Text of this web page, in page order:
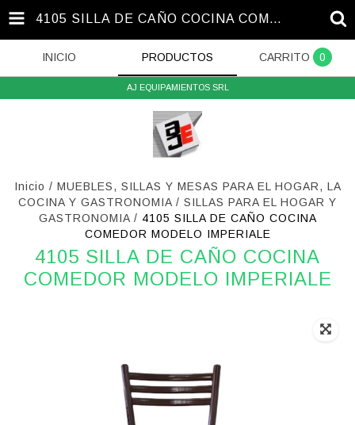
4105 SILLA DE CAÑO COCINA COMEDOR MODELO IMPERIALE
INICIO PRODUCTOS CARRITO 0
AJ EQUIPAMIENTOS SRL
Inicio / MUEBLES, SILLAS Y MESAS PARA EL HOGAR, LA
COCINA Y GASTRONOMIA / SILLAS PARA EL HOGAR Y
GASTRONOMIA / 4105 SILLA DE CAÑO COCINA
COMEDOR MODELO IMPERIALE
4105 SILLA DE CAÑO COCINA
COMEDOR MODELO IMPERIALE